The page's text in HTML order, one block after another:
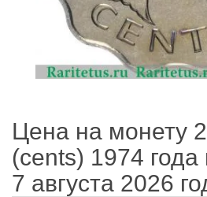
Цена на монету
(cents) 1974 года
7 августа 2026